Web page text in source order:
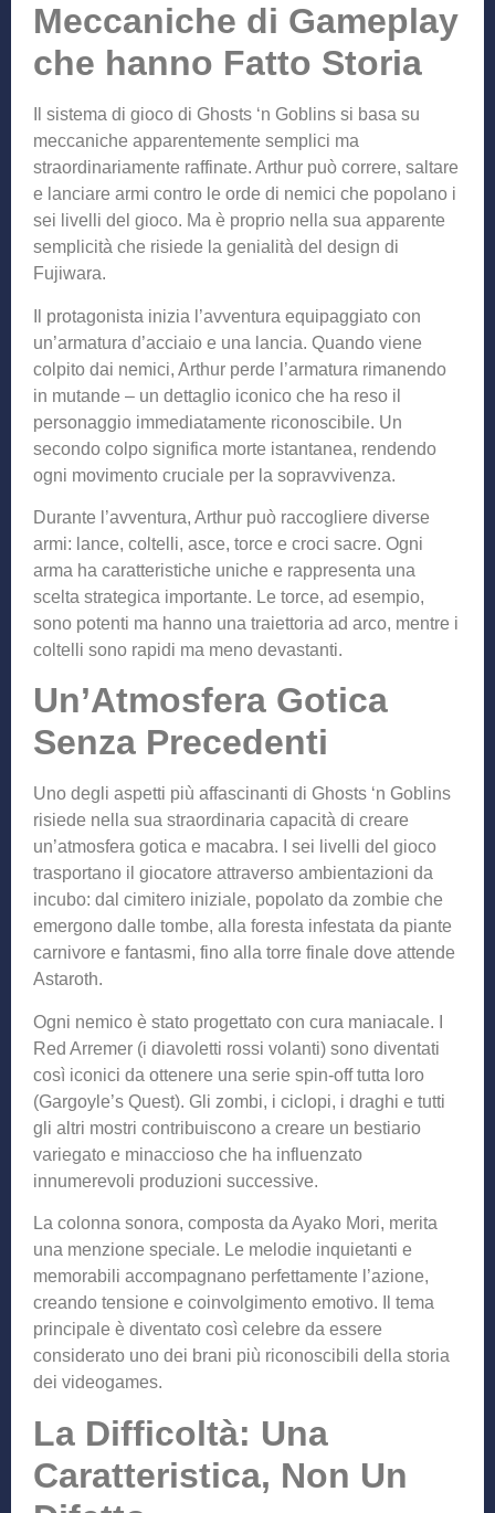
Meccaniche di Gameplay
che hanno Fatto Storia
Il sistema di gioco di Ghosts ‘n Goblins si basa su
meccaniche apparentemente semplici ma
straordinariamente raffinate. Arthur può correre, saltare
e lanciare armi contro le orde di nemici che popolano i
sei livelli del gioco. Ma è proprio nella sua apparente
semplicità che risiede la genialità del design di
Fujiwara.
Il protagonista inizia l’avventura equipaggiato con
un’armatura d’acciaio e una lancia. Quando viene
colpito dai nemici, Arthur perde l’armatura rimanendo
in mutande – un dettaglio iconico che ha reso il
personaggio immediatamente riconoscibile. Un
secondo colpo significa morte istantanea, rendendo
ogni movimento cruciale per la sopravvivenza.
Durante l’avventura, Arthur può raccogliere diverse
armi: lance, coltelli, asce, torce e croci sacre. Ogni
arma ha caratteristiche uniche e rappresenta una
scelta strategica importante. Le torce, ad esempio,
sono potenti ma hanno una traiettoria ad arco, mentre i
coltelli sono rapidi ma meno devastanti.
Un’Atmosfera Gotica
Senza Precedenti
Uno degli aspetti più affascinanti di Ghosts ‘n Goblins
risiede nella sua straordinaria capacità di creare
un’atmosfera gotica e macabra. I sei livelli del gioco
trasportano il giocatore attraverso ambientazioni da
incubo: dal cimitero iniziale, popolato da zombie che
emergono dalle tombe, alla foresta infestata da piante
carnivore e fantasmi, fino alla torre finale dove attende
Astaroth.
Ogni nemico è stato progettato con cura maniacale. I
Red Arremer (i diavoletti rossi volanti) sono diventati
così iconici da ottenere una serie spin-off tutta loro
(Gargoyle’s Quest). Gli zombi, i ciclopi, i draghi e tutti
gli altri mostri contribuiscono a creare un bestiario
variegato e minaccioso che ha influenzato
innumerevoli produzioni successive.
La colonna sonora, composta da Ayako Mori, merita
una menzione speciale. Le melodie inquietanti e
memorabili accompagnano perfettamente l’azione,
creando tensione e coinvolgimento emotivo. Il tema
principale è diventato così celebre da essere
considerato uno dei brani più riconoscibili della storia
dei videogames.
La Difficoltà: Una
Caratteristica, Non Un